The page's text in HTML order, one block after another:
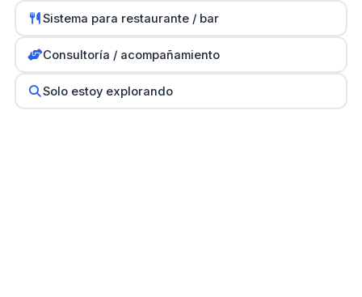
SH Computers - Higüey
Km2 Tecnología - Santo Domingo
Stock Comunicaciones - Constanza
0
Sistema para restaurante / bar
Consultoría / acompañamiento
Solo estoy explorando